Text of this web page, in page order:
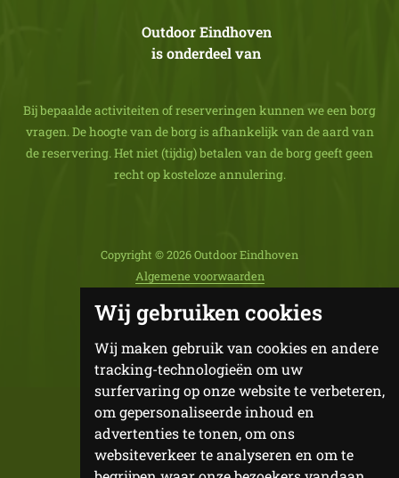
Wij gebruiken cookies
Wij maken gebruik van cookies en andere
tracking-technologieën om uw
surfervaring op onze website te verbeteren,
om gepersonaliseerde inhoud en
advertenties te tonen, om ons
websiteverkeer te analyseren en om te
Outdoor Eindhoven
is onderdeel van
Bij bepaalde activiteiten of reserveringen kunnen we een borg
vragen. De hoogte van de borg is afhankelijk van de aard van
de reservering. Het niet (tijdig) betalen van de borg geeft geen
recht op kosteloze annulering.
Copyright © 2026 Outdoor Eindhoven
Algemene voorwaarden
Powered & WDS Core byWeb DevSpecialist